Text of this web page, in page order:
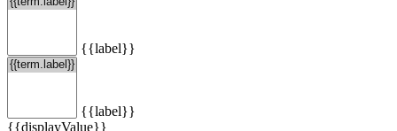
{{label}}
{{label}}
{{displayValue}}